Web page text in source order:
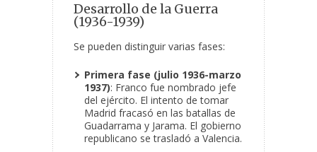
Desarrollo de la Guerra
(1936-1939)
Se pueden distinguir varias fases:
Primera fase (julio 1936-marzo
1937): Franco fue nombrado jefe
del ejército. El intento de tomar
Madrid fracasó en las batallas de
Guadarrama y Jarama. El gobierno
republicano se trasladó a Valencia.